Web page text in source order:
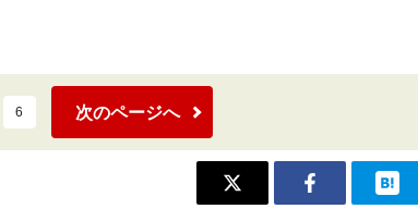
6 次のページへ